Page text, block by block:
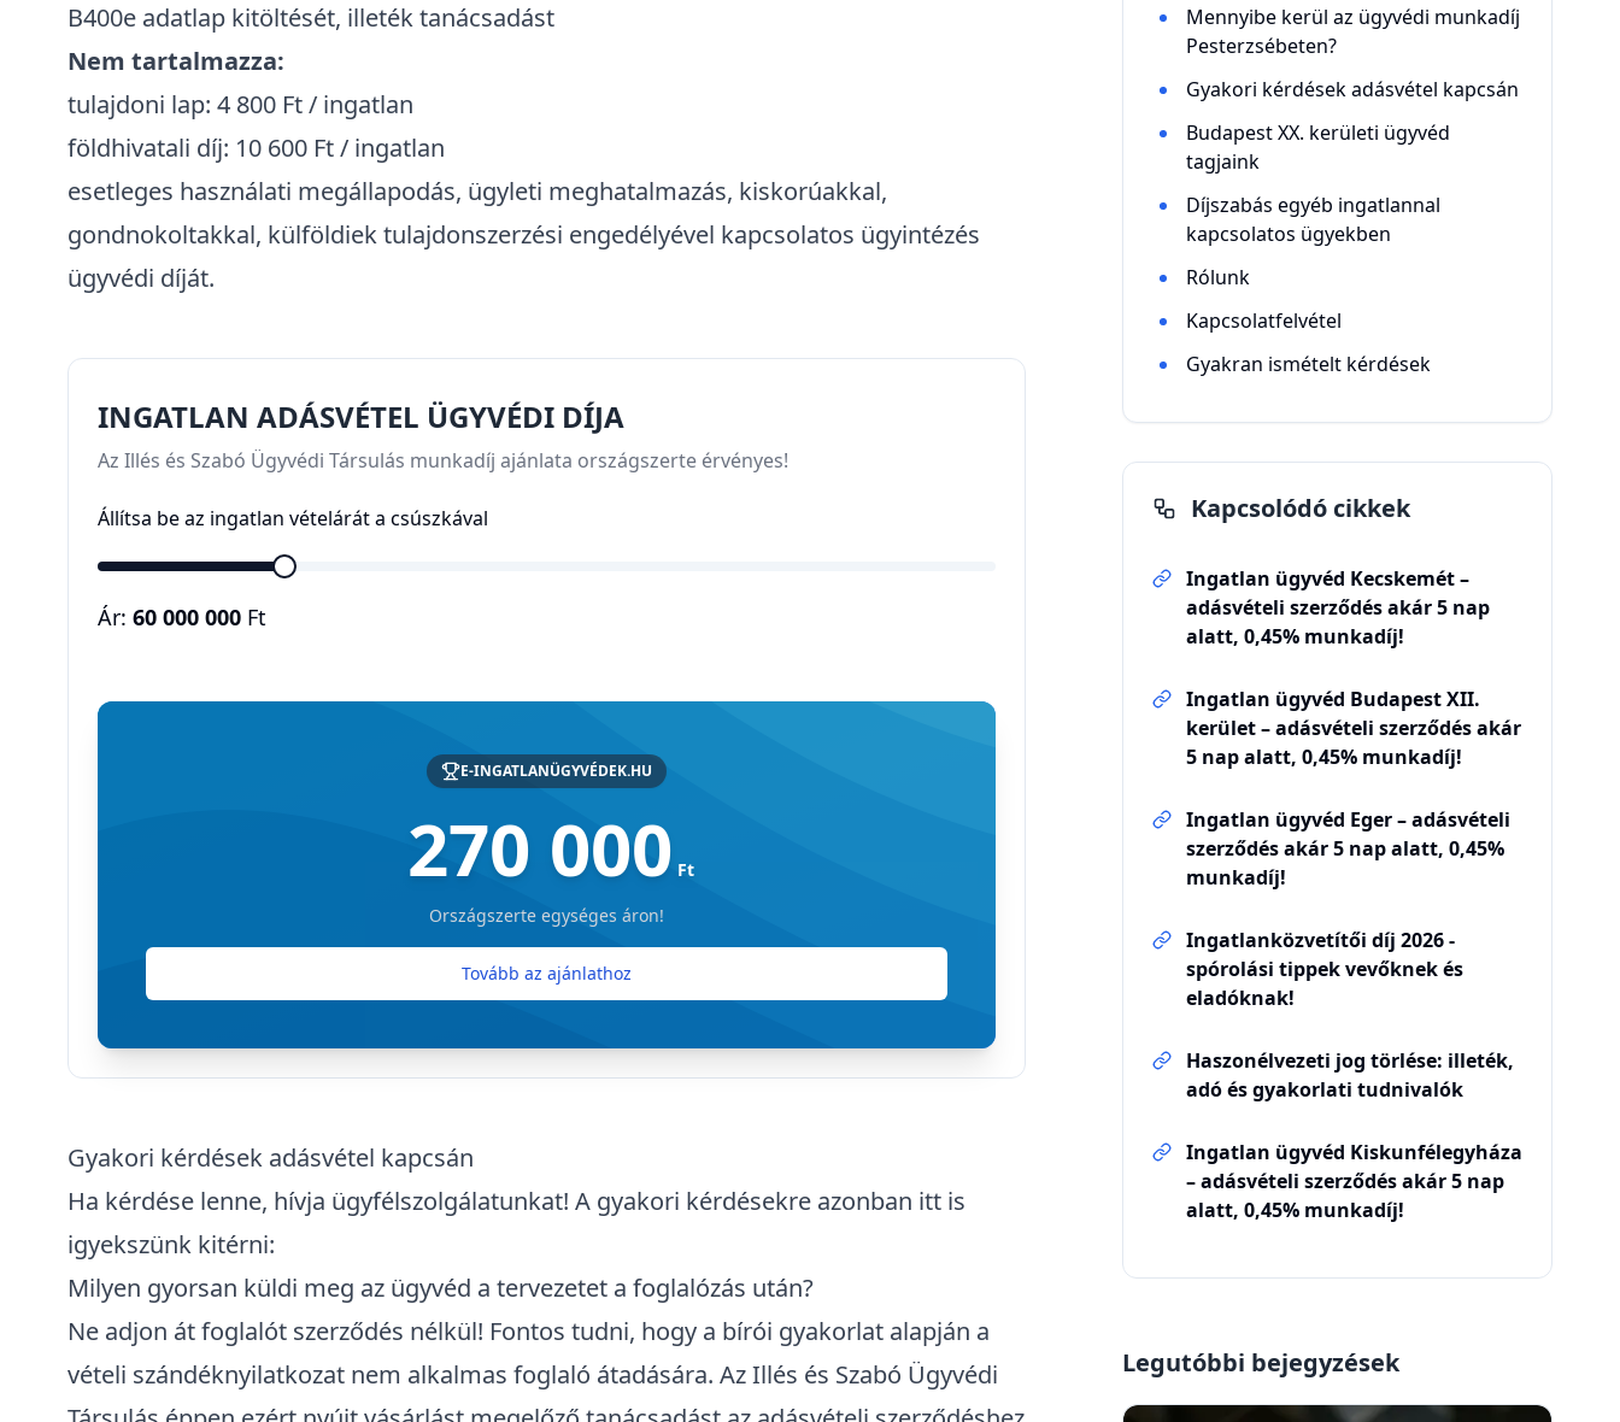
B400e adatlap kitöltését, illeték tanácsadást
Nem tartalmazza:
tulajdoni lap: 4 800 Ft / ingatlan
földhivatali díj: 10 600 Ft / ingatlan
esetleges használati megállapodás, ügyleti meghatalmazás, kiskorúakkal,
gondnokoltakkal, külföldiek tulajdonszerzési engedélyével kapcsolatos ügyintézés
ügyvédi díját.
INGATLAN ADÁSVÉTEL ÜGYVÉDI DÍJA
Az Illés és Szabó Ügyvédi Társulás munkadíj ajánlata országszerte érvényes!
Állítsa be az ingatlan vételárát a csúszkával
Ár: 60 000 000 Ft
E-INGATLANÜGYVÉDEK.HU
270 000 Ft
Országszerte egységes áron!
Tovább az ajánlathoz
Gyakori kérdések adásvétel kapcsán
Ha kérdése lenne, hívja ügyfélszolgálatunkat! A gyakori kérdésekre azonban itt is
igyekszünk kitérni:
Milyen gyorsan küldi meg az ügyvéd a tervezetet a foglalózás után?
Ne adjon át foglalót szerződés nélkül! Fontos tudni, hogy a bírói gyakorlat alapján a
vételi szándéknyilatkozat nem alkalmas foglaló átadására. Az Illés és Szabó Ügyvédi
Mennyibe kerül az ügyvédi munkadíj
Pesterzsébeten?
Gyakori kérdések adásvétel kapcsán
Budapest XX. kerületi ügyvéd
tagjaink
Díjszabás egyéb ingatlannal
kapcsolatos ügyekben
Rólunk
Kapcsolatfelvétel
Gyakran ismételt kérdések
Kapcsolódó cikkek
Ingatlan ügyvéd Kecskemét –
adásvételi szerződés akár 5 nap
alatt, 0,45% munkadíj!
Ingatlan ügyvéd Budapest XII.
kerület – adásvételi szerződés akár
5 nap alatt, 0,45% munkadíj!
Ingatlan ügyvéd Eger – adásvételi
szerződés akár 5 nap alatt, 0,45%
munkadíj!
Ingatlanközvetítői díj 2026 -
spórolási tippek vevőknek és
eladóknak!
Haszonélvezeti jog törlése: illeték,
adó és gyakorlati tudnivalók
Ingatlan ügyvéd Kiskunfélegyháza
– adásvételi szerződés akár 5 nap
alatt, 0,45% munkadíj!
Legutóbbi bejegyzések